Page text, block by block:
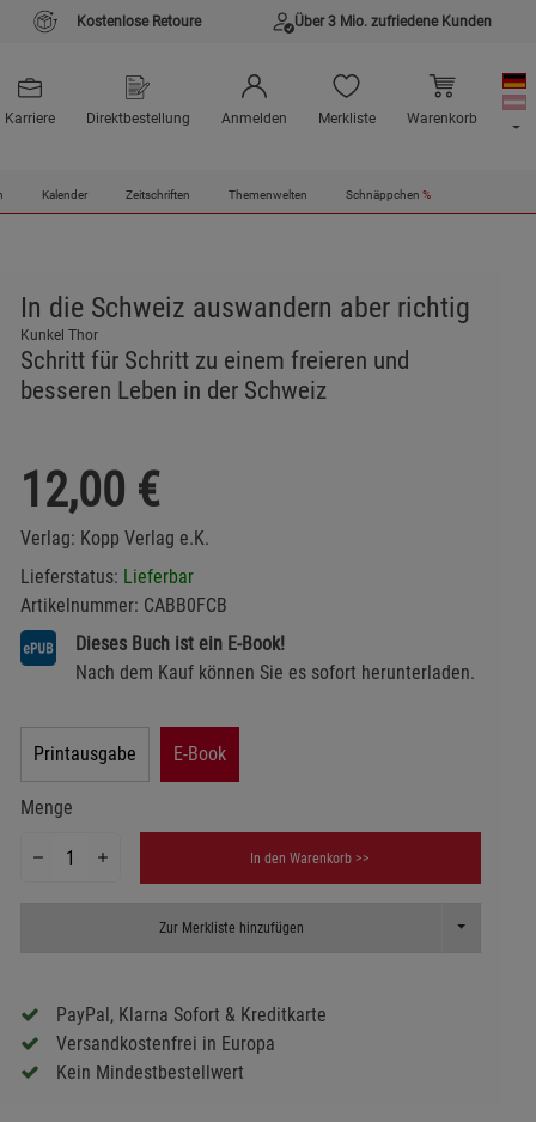
Kostenlose Retoure Über 3 Mio. zufriedene Kunden
Karriere Direktbestellung Anmelden Merkliste Warenkorb
Kalender Zeitschriften Themenwelten Schnäppchen %
In die Schweiz auswandern aber richtig
Kunkel Thor
Schritt für Schritt zu einem freieren und
besseren Leben in der Schweiz
12,00 €
Verlag: Kopp Verlag e.K.
Lieferstatus: Lieferbar
Artikelnummer: CABB0FCB
Dieses Buch ist ein E-Book!
Nach dem Kauf können Sie es sofort herunterladen.
Printausgabe E-Book
Menge
In den Warenkorb >>
Zur Merkliste hinzufügen Toggle
PayPal, Klarna Sofort & Kreditkarte
Versandkostenfrei in Europa
Kein Mindestbestellwert